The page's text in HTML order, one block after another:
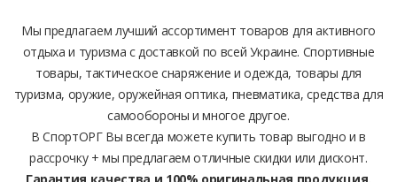
Мы предлагаем лучший ассортимент товаров для активного
отдыха и туризма с доставкой по всей Украине. Спортивные
товары, тактическое снаряжение и одежда, товары для
туризма, оружие, оружейная оптика, пневматика, средства для
самообороны и многое другое.
В СпортОРГ Вы всегда можете купить товар выгодно и в
рассрочку + мы предлагаем отличные скидки или дисконт.